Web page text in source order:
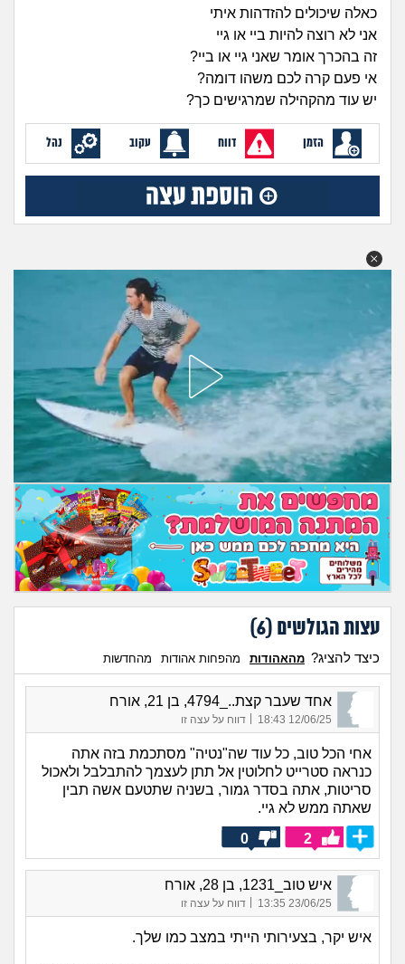
עבודה וקריירה
חברים ואנשים
בית, שכנים ושותפים
שומרים על הגוף
פיננסי וכלכלה
בין הסדינים
חיות מחמד
יוקר המחיה
גאווה
כאלה שיכולים להזדהות איתי
אני לא רוצה להיות ביי או גיי
זה בהכרך אומר שאני גיי או ביי?
אי פעם קרה לכם משהו דומה?
יש עוד מהקהילה שמרגישים כך?
הזמן דווח עקוב נהל
עצות הגולשים (6
)
כיצד להציג? מהאהודות מהפחות אהודות מהחדשות
אחד שעבר קצת.._4794, בן 21, אורח
12/06/25 18:43 דווח על עצה זו
אחי הכל טוב, כל עוד שה"נטיה" מסתכמת בזה אתה
כנראה סטרייט לחלוטין אל תתן לעצמך להתבלבל ולאכול
סריטות, אתה בסדר גמור, בשניה שתטעם אשה תבין
שאתה ממש לא גיי.
2
0
איש טוב_1231, בן 28, אורח
23/06/25 13:35
| דווח על עצה זו
איש יקר, בצעירותי הייתי במצב כמו שלך.